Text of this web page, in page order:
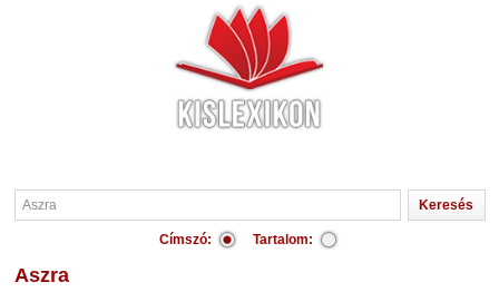
Címszó: Tartalom:
Aszra